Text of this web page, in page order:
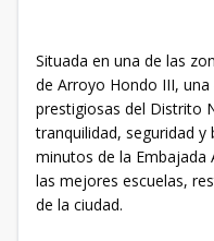
Situada en una de las
de Arroyo Hondo III,
prestigiosas del Distrito
tranquilidad, seguridad y
minutos de la Embajada
las mejores escuelas,
de la ciudad.